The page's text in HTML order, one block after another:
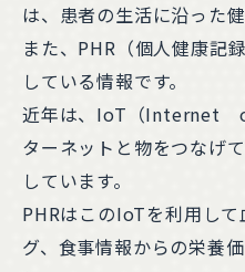
は、患者の生活に沿った
また、PHR（個人健康記
している情報です。
近年は、IoT（Internet
ターネットと物をつなげ
しています。
PHRはこのIoTを利用し
グ、食事情報からの栄養